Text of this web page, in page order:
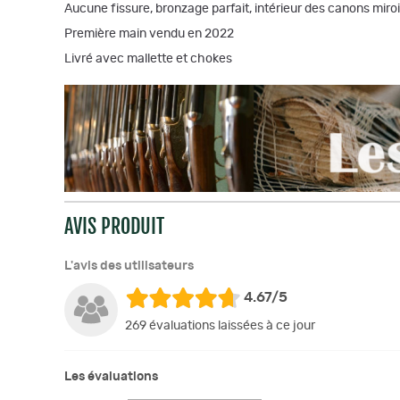
Aucune fissure, bronzage parfait, intérieur des canons
Première main vendu en 2022
Livré avec mallette et chokes
AVIS PRODUIT
L'avis des utilisateurs
4.67/5
269 évaluations laissées à ce jour
Les évaluations